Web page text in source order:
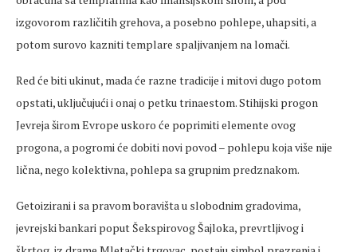
izgovorom različitih grehova, a posebno pohlepe, uhapsiti, a
potom surovo kazniti templare spaljivanjem na lomači.
Red će biti ukinut, mada će razne tradicije i mitovi dugo potom
opstati, uključujući i onaj o petku trinaestom. Stihijski progon
Jevreja širom Evrope uskoro će poprimiti elemente ovog
progona, a pogromi će dobiti novi povod – pohlepu koja više nije
lična, nego kolektivna, pohlepa sa grupnim predznakom.
Getoizirani i sa pravom boravišta u slobodnim gradovima,
jevrejski bankari poput Šekspirovog Šajloka, prevrtljivog i